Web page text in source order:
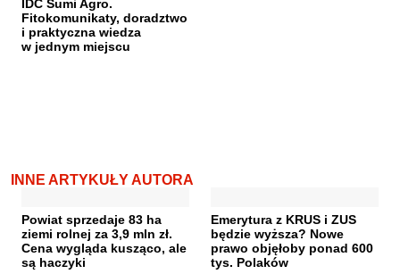
IDC Sumi Agro.
Fitokomunikaty, doradztwo
i praktyczna wiedza
w jednym miejscu
INNE ARTYKUŁY AUTORA
Powiat sprzedaje 83 ha
ziemi rolnej za 3,9 mln zł.
Cena wygląda kusząco, ale
są haczyki
Emerytura z KRUS i ZUS
będzie wyższa? Nowe
prawo objęłoby ponad 600
tys. Polaków